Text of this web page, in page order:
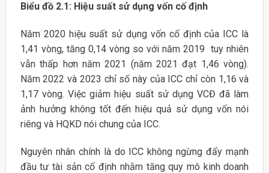
Biểu đồ 2.1: Hiệu suất sử dụng vốn cố định
Năm 2020 hiệu suất sử dụng vốn cố định của ICC là
1,41 vòng, tăng 0,14 vòng so với năm 2019 tuy nhiên
vẫn thấp hơn năm 2021 (năm 2021 đạt 1,46 vòng).
Năm 2022 và 2023 chỉ số này của ICC chỉ còn 1,16 và
1,17 vòng. Việc giảm hiệu suất sử dụng VCĐ đã làm
ảnh hưởng không tốt đến hiệu quả sử dụng vốn nói
riêng và HQKD nói chung của ICC.
Nguyên nhân chính là do ICC không ngừng đẩy mạnh
đầu tư tài sản cố định nhằm tăng quy mô kinh doanh